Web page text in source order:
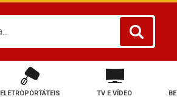
ELETROPORTÁTEIS TV E VÍDEO